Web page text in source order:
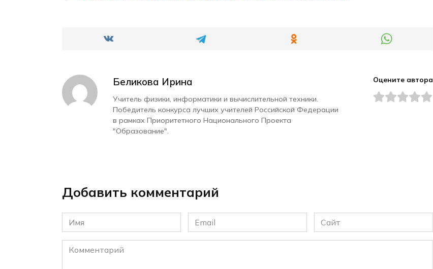
Беликова Ирина
Учитель физики, информатики и вычислительной техники.
Победитель конкурса лучших учителей Российской Федерации
в рамках Приоритетного Национального Проекта
"Образование".
Оцените автора
Добавить комментарий
Имя
*
Email
*
Сайт
Комментарий